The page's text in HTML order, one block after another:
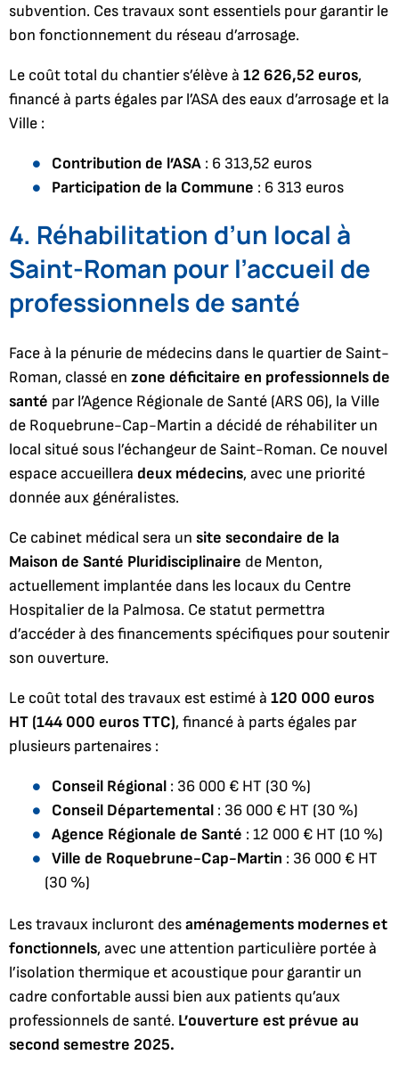
subvention. Ces travaux sont essentiels pour garantir le
bon fonctionnement du réseau d’arrosage.
Le coût total du chantier s’élève à 12 626,52 euros,
financé à parts égales par l’ASA des eaux d’arrosage et la
Ville :
Contribution de l’ASA : 6 313,52 euros
Participation de la Commune : 6 313 euros
4. Réhabilitation d’un local à
Saint-Roman pour l’accueil de
professionnels de santé
Face à la pénurie de médecins dans le quartier de Saint-
Roman, classé en zone déficitaire en professionnels de
santé par l’Agence Régionale de Santé (ARS 06), la Ville
de Roquebrune-Cap-Martin a décidé de réhabiliter un
local situé sous l’échangeur de Saint-Roman. Ce nouvel
espace accueillera deux médecins, avec une priorité
donnée aux généralistes.
Ce cabinet médical sera un site secondaire de la
Maison de Santé Pluridisciplinaire de Menton,
actuellement implantée dans les locaux du Centre
Hospitalier de la Palmosa. Ce statut permettra
d’accéder à des financements spécifiques pour soutenir
son ouverture.
Le coût total des travaux est estimé à 120 000 euros
HT (144 000 euros TTC), financé à parts égales par
plusieurs partenaires :
Conseil Régional : 36 000 € HT (30 %)
Conseil Départemental : 36 000 € HT (30 %)
Agence Régionale de Santé : 12 000 € HT (10 %)
Ville de Roquebrune-Cap-Martin : 36 000 € HT
(30 %)
Les travaux incluront desaménagements modernes et
fonctionnels, avec une attention particulière portée à
l’isolation thermique et acoustique pour garantir un
cadre confortable aussi bien aux patients qu’aux
professionnels de santé. L’ouverture est prévue au
second semestre 2025.